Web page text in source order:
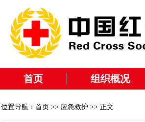
首页 组织概况
位置导航： 首页 >> 应急救护 >> 正文